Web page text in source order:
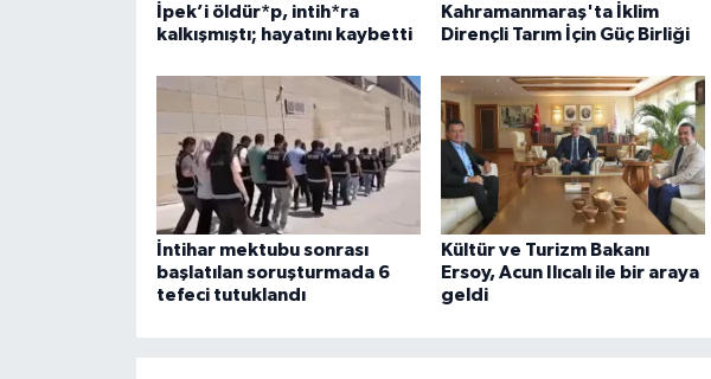
İpek’i öldür*p, intih*ra
kalkışmıştı; hayatını kaybetti
Kahramanmaraş'ta İklim
Dirençli Tarım İçin Güç Birliği
İntihar mektubu sonrası
başlatılan soruşturmada 6
tefeci tutuklandı
Kültür ve Turizm Bakanı
Ersoy, Acun Ilıcalı ile bir araya
geldi